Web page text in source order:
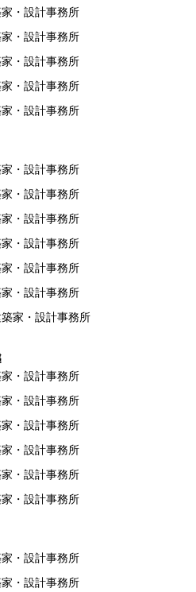
・設計事務所
・設計事務所
・設計事務所
・設計事務所
・設計事務所
・設計事務所
・設計事務所
・設計事務所
・設計事務所
・設計事務所
・設計事務所
家・設計事務所
・設計事務所
・設計事務所
・設計事務所
・設計事務所
・設計事務所
・設計事務所
・設計事務所
・設計事務所